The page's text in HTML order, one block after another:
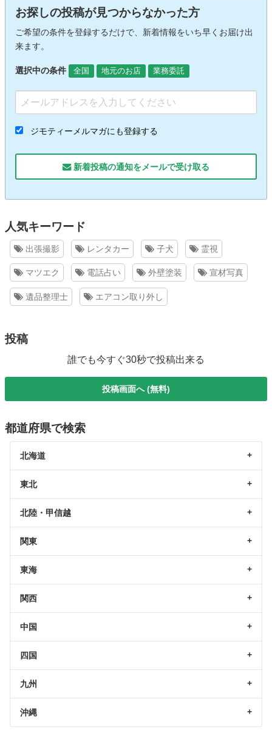
お探しの投稿が見つからなかった方
ご希望の条件を登録するだけで、新着情報をいち早くお届け出
来ます。
選択中の条件 全国 地元のお店 業務委託
ジモティーメルマガにも登録する
新着投稿の通知をメールで受け取る
人気キーワード
出張撮影 レンタカー 子犬 霊視
マツエク 電話占い 外壁塗装 宣材写真
遺品整理士 エアコン取り外し
投稿
誰でも今すぐ30秒で投稿出来る
投稿画面へ (無料)
都道府県で検索
北海道
東北
北陸・甲信越
関東
東海
関西
中国
四国
九州
沖縄